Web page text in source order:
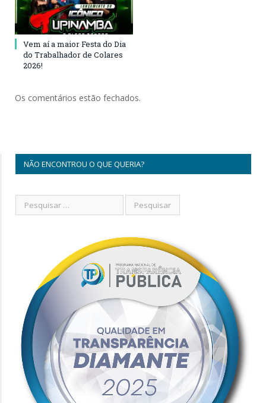
Vem aí a maior Festa do Dia
do Trabalhador de Colares
2026!
Os comentários estão fechados.
NÃO ENCONTROU O QUE QUERIA?